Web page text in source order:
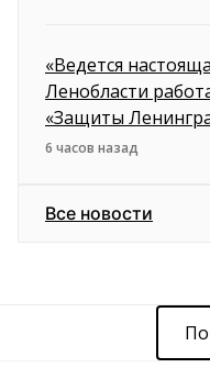
«Ведется
Ленобласти
«Защиты
6 часов назад
Все новости